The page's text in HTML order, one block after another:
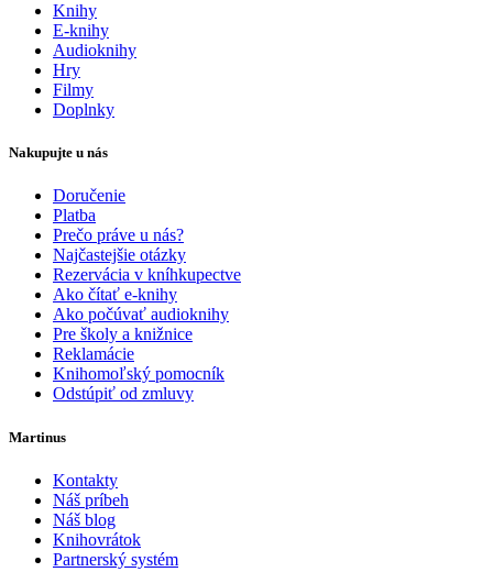
Knihy
E-knihy
Audioknihy
Hry
Filmy
Doplnky
Nakupujte u nás
Doručenie
Platba
Prečo práve u nás?
Najčastejšie otázky
Rezervácia v kníhkupectve
Ako čítať e-knihy
Ako počúvať audioknihy
Pre školy a knižnice
Reklamácie
Knihomoľský pomocník
Odstúpiť od zmluvy
Martinus
Kontakty
Náš príbeh
Náš blog
Knihovrátok
Partnerský systém